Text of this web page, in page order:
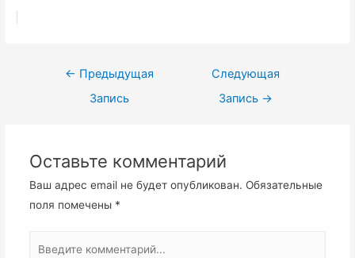
Навигация
← Предыдущая
Запись
Следующая
Запись →
Оставьте комментарий
Ваш адрес email не будет опубликован. Обязательные
поля помечены *